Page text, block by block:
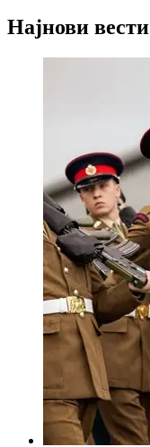
Најнови вести